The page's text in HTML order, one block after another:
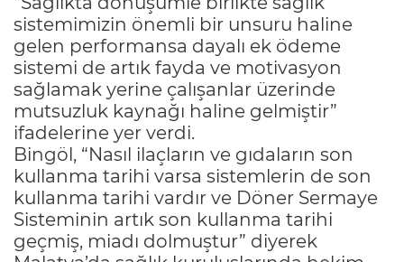
sistemimizin önemli bir unsuru haline
gelen performansa dayalı ek ödeme
sistemi de artık fayda ve motivasyon
sağlamak yerine çalışanlar üzerinde
mutsuzluk kaynağı haline gelmiştir”
ifadelerine yer verdi.
Bingöl, “Nasıl ilaçların ve gıdaların son
kullanma tarihi varsa sistemlerin de son
kullanma tarihi vardır ve Döner Sermaye
Sisteminin artık son kullanma tarihi
geçmiş, miadı dolmuştur” diyerek